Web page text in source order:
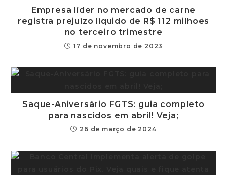
Empresa líder no mercado de carne
registra prejuízo líquido de R$ 112 milhões
no terceiro trimestre
17 de novembro de 2023
Saque-Aniversário FGTS: guia completo
para nascidos em abril! Veja;
26 de março de 2024